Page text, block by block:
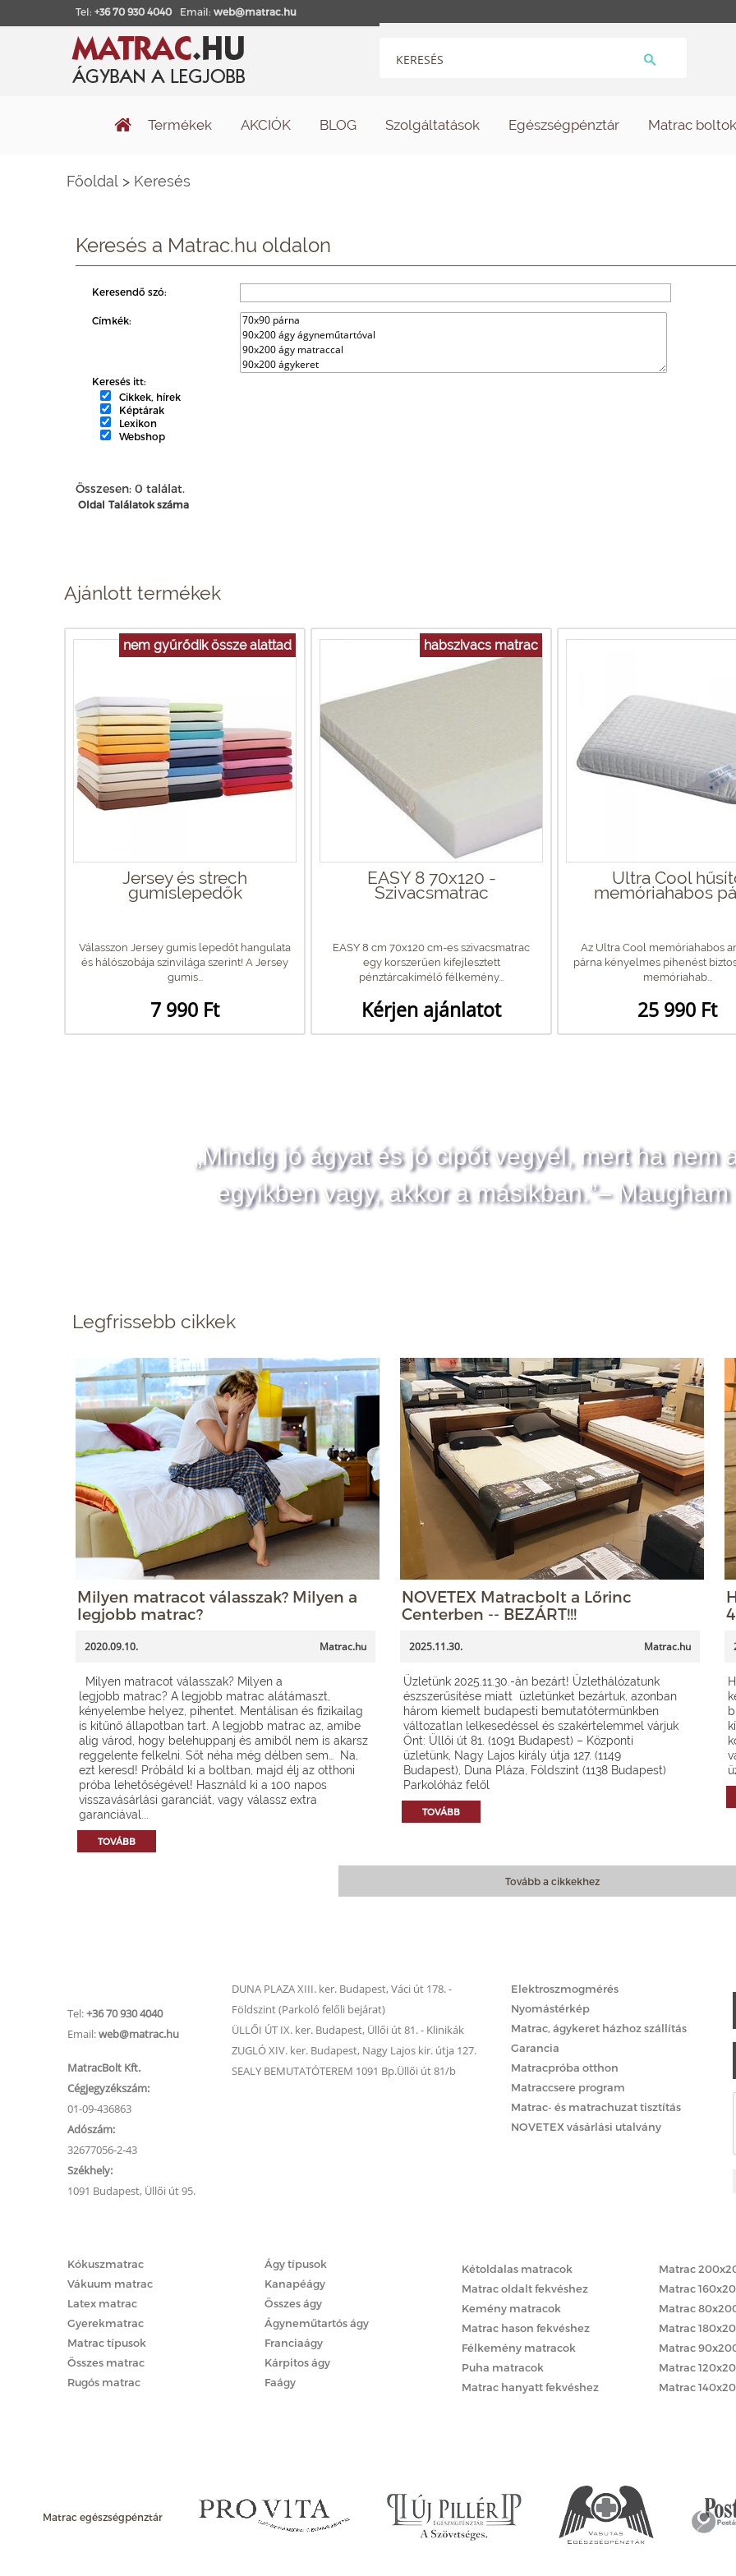
Tel: +36 70 930 4040 Email: web@matrac.hu
Termékek AKCIÓK BLOG Szolgáltatások Egészségpénztár Matrac boltok
Főoldal > Keresés
Keresés a Matrac.hu oldalon
Keresendő szó:
Címkék:
Keresés itt:
Cikkek, hírek
Képtárak
Lexikon
Webshop
Összesen: 0 találat.
Oldal Találatok száma
Ajánlott termékek
nem gyűrődik össze alattad
Jersey és strech
gumislepedők
Válasszon Jersey gumis lepedőt hangulata
és hálószobája színvilága szerint! A Jersey
gumis...
7 990 Ft
habszivacs matrac
EASY 8 70x120 -
Szivacsmatrac
EASY 8 cm 70x120 cm-es szivacsmatrac
egy korszerűen kifejlesztett
pénztárcakímélő félkemény...
Kérjen ajánlatot
Ultra Cool
memóriahabos
Az Ultra Cool memóriahabos
párna kényelmes pihenést
memóriahab...
25 990 Ft
„Mindig jó ágyat és jó cipőt vegyél, mert ha nem
egyikben vagy, akkor a másikban.”– Maugham
Legfrissebb cikkek
Milyen matracot válasszak? Milyen a
legjobb matrac?
2020.09.10. Matrac.hu
Milyen matracot válasszak? Milyen a
legjobb matrac? A legjobb matrac alátámaszt,
kényelembe helyez, pihentet. Mentálisan és fizikailag
is kitűnő állapotban tart. A legjobb matrac az, amibe
alig várod, hogy belehuppanj és amiből nem is akarsz
reggelente felkelni. Sőt néha még délben sem… Na,
ezt keresd! Próbáld ki a boltban, majd élj az otthoni
próba lehetőségével! Használd ki a 100 napos
visszavásárlási garanciát, vagy válassz extra
garanciával...
TOVÁBB
NOVETEX Matracbolt a Lőrinc
Centerben -- BEZÁRT!!!
2025.11.30. Matrac.hu
Üzletünk 2025.11.30.-án bezárt! Üzlethálózatunk
észszerűsítése miatt üzletünket bezártuk, azonban
három kiemelt budapesti bemutatótermünkben
változatlan lelkesedéssel és szakértelemmel várjuk
Önt: Üllői út 81. (1091 Budapest) – Központi
üzletünk, Nagy Lajos király útja 127. (1149
Budapest), Duna Pláza, Földszint (1138 Budapest)
Parkolóház felől
TOVÁBB
Tovább a cikkekhez
Tel:+36 70 930 4040
Email:web@matrac.hu
MatracBolt Kft.
Cégjegyzékszám:
01-09-436863
Adószám:
32677056-2-43
Székhely:
1091 Budapest, Üllői út 95.
DUNA PLAZA XIII. ker. Budapest, Váci út 178. -
Földszint (Parkoló felőli bejárat)
ÜLLŐI ÚT IX. ker. Budapest, Üllői út 81. - Klinikák
ZUGLÓ XIV. ker. Budapest, Nagy Lajos kir. útja 127.
SEALY BEMUTATÓTEREM 1091 Bp.Üllői út 81/b
Elektroszmogmérés
Nyomástérkép
Matrac, ágykeret házhoz szállítás
Garancia
Matracpróba otthon
Matraccsere program
Matrac- és matrachuzat tisztítás
NOVETEX vásárlási utalvány
Kókuszmatrac
Vákuum matrac
Latex matrac
Gyerekmatrac
Matrac típusok
Összes matrac
Rugós matrac
Ágy típusok
Kanapéágy
Összes ágy
Ágyneműtartós ágy
Franciaágy
Kárpitos ágy
Faágy
Kétoldalas matracok
Matrac oldalt fekvéshez
Kemény matracok
Matrac hason fekvéshez
Félkemény matracok
Puha matracok
Matrac hanyatt fekvéshez
Matrac
Matrac
Matrac
Matrac
Matrac
Matrac
Matrac
Matrac egészségpénztár